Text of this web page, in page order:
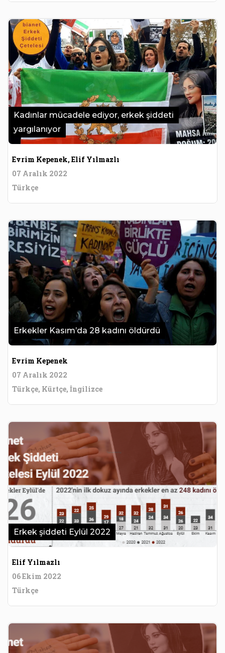
Kadınlar mücadele ediyor, erkek şiddeti
yargılanıyor
Evrim Kepenek, Elif Yılmazlı
07 Aralık 2022
Türkçe
Erkekler Kasım’da 28 kadını öldürdü
Evrim Kepenek
07 Aralık 2022
Türkçe, Kürtçe, İngilizce
Erkek şiddeti Eylül 2022
Elif Yılmazlı
06 Ekim 2022
Türkçe